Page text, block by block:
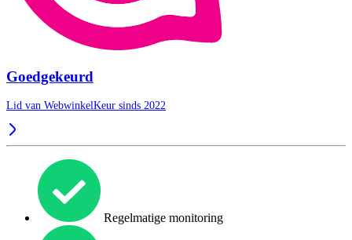
Goedgekeurd
Lid van WebwinkelKeur sinds 2022
Regelmatige monitoring